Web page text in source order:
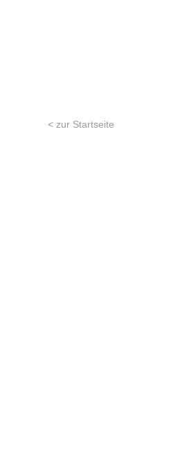
< zur Startseite